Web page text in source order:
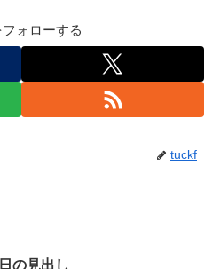
ォローする
tuckf
の見出し